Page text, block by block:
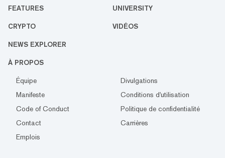
FEATURES UNIVERSITY
CRYPTO VIDÉOS
NEWS EXPLORER
À PROPOS
Équipe
Divulgations
Manifeste
Conditions d'utilisation
Code of Conduct
Politique de confidentialité
Contact
Carrières
Emplois